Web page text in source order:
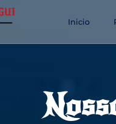
Inicio